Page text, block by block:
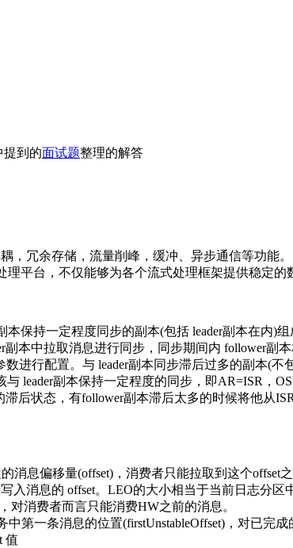
提到的面试题整理的解答
，冗余存储，流量削峰，缓冲、异步通信等功能
平台，不仅能够为各个流式处理框架提供稳定
本保持一定程度同步的副本(包括 leader副本在内)
本中拉取消息进行同步，同步期间内 follower副
进行配置。与 leader副本同步滞后过多的副本(不
leader副本保持一定程度的同步，即AR=ISR，
后状态，有follower副本滞后太多的时候将他从
消息偏移量(offset)，消费者只能拉取到这个offset之
入消息的 offset。LEO的大小相当于当前日志分
对消费者而言只能消费HW之前的消息。
第一条消息的位置(firstUnstableOffset)，对已完
值